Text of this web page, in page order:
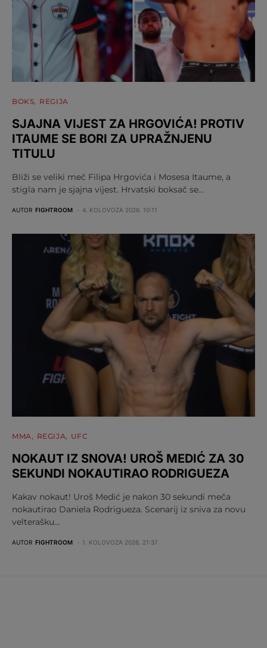
BOKS REGIJA
SJAJNA VIJEST ZA HRGOVIĆA! PROTIV
ITAUME SE BORI ZA UPRAŽNJENU
TITULU
Bliži se veliki meč Filipa Hrgovića i Mosesa Itaume, a
stigla nam je sjajna vijest. Hrvatski boksač se…
AUTOR FIGHTROOM 4. KOLOVOZA 2026. 10:11
MMA REGIJA UFC
NOKAUT IZ SNOVA! UROŠ MEDIĆ ZA 30
SEKUNDI NOKAUTIRAO RODRIGUEZA
Kakav nokaut! Uroš Medić je nakon 30 sekundi meča
nokautirao Daniela Rodrigueza. Scenarij iz sniva za novu
velterašku…
AUTOR FIGHTROOM 1. KOLOVOZA 2026. 21:37